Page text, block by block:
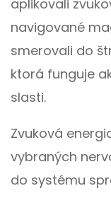
aplikovali
navigované
smerovali do
ktorá funguje
slasti.
Zvuková
vybraných
do systému